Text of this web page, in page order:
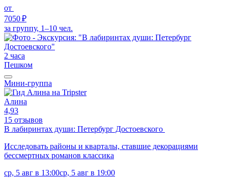
от
7050 ₽
за группу, 1–10 чел.
2 часа
Пешком
Мини-группа
Алина
4,93
15 отзывов
В лабиринтах души: Петербург Достоевского
Исследовать районы и кварталы, ставшие декорациями
бессмертных романов классика
ср, 5 авг в 13:00ср, 5 авг в 19:00